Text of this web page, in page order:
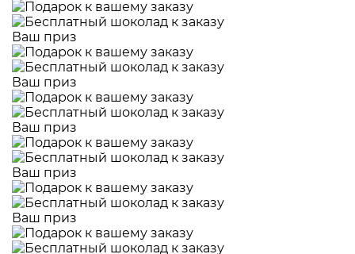
Ваш приз
Ваш приз
Ваш приз
Ваш приз
Ваш приз